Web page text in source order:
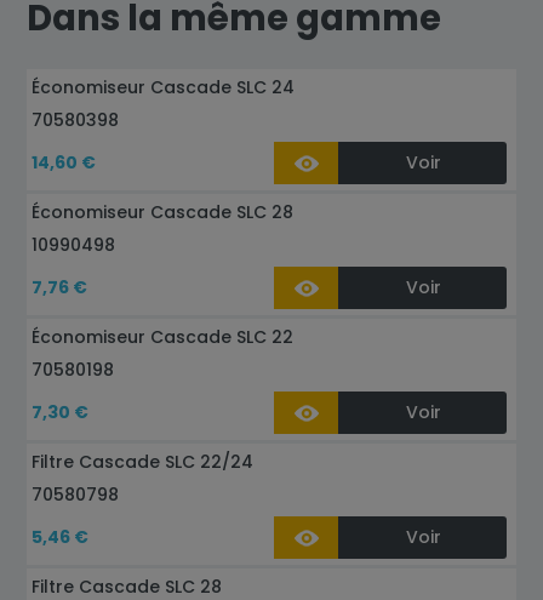
Dans la même gamme
Économiseur Cascade SLC 24
70580398
14,60 €
Voir
Économiseur Cascade SLC 28
10990498
7,76 €
Voir
Économiseur Cascade SLC 22
70580198
7,30 €
Voir
Filtre Cascade SLC 22/24
70580798
5,46 €
Voir
Filtre Cascade SLC 28